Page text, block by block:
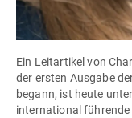
Ein Leitartikel von
der ersten Ausgabe
begann, ist heute
international